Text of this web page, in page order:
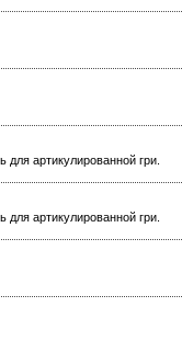
для артикулированной гри.
для артикулированной гри.